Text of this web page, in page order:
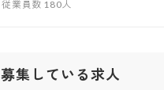
従業員数 180 人
募集している求人